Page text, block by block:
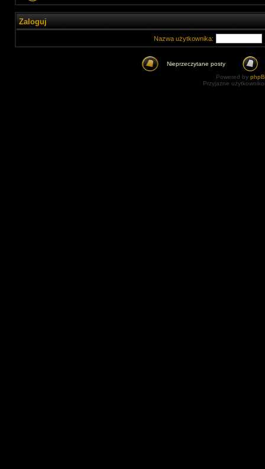
Zaloguj
Nazwa użytkownika:
Nieprzeczytane posty
Powered by
Przyjazne